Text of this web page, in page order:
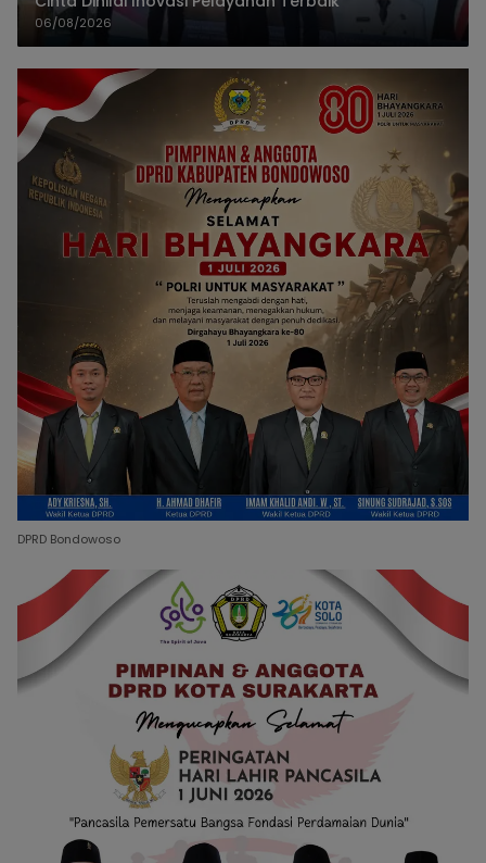
06/08/2026
DPRD Bondowoso